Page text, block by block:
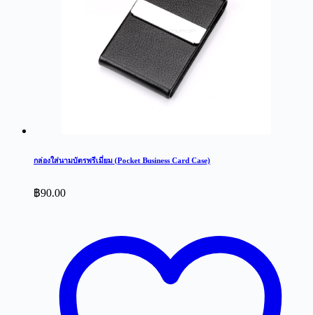
กล่องใส่นามบัตรพรีเมี่ยม (Pocket Business Card Case)
฿90.00